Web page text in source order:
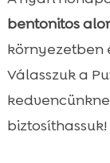
bentonitos
környezetben
Válasszuk a
biztosíthassuk!